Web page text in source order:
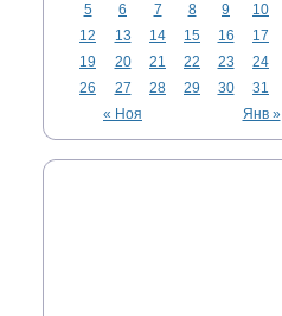
« Ноя Янв »
5
6 7 8 9 10
12
13 14 15 16 17
19
20 21 22 23 24
26
27 28 29 30 31